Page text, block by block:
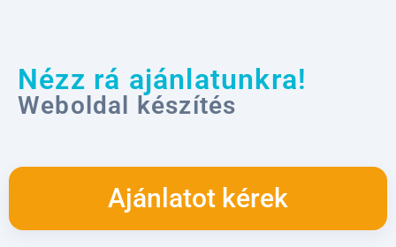
Nézz rá ajánlatunkra!
Weboldal készítés
Ajánlatot kérek